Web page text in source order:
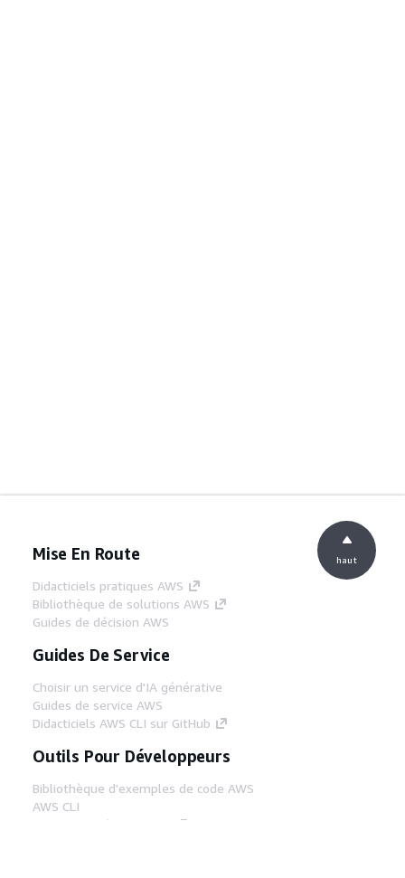
Mise En Route
Didacticiels pratiques AWS
Bibliothèque de solutions AWS
Guides de décision AWS
Guides De Service
Choisir un service d'IA générative
Guides de service AWS
Didacticiels AWS CLI sur GitHub
Outils Pour Développeurs
Bibliothèque d'exemples de code AWS
AWS CLI
Centre de créateur AWS
haut